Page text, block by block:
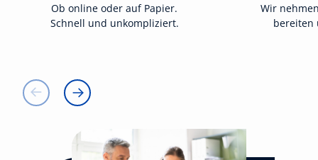
Ob online oder auf Papier.
Schnell und unkompliziert.
Wir
bereiten